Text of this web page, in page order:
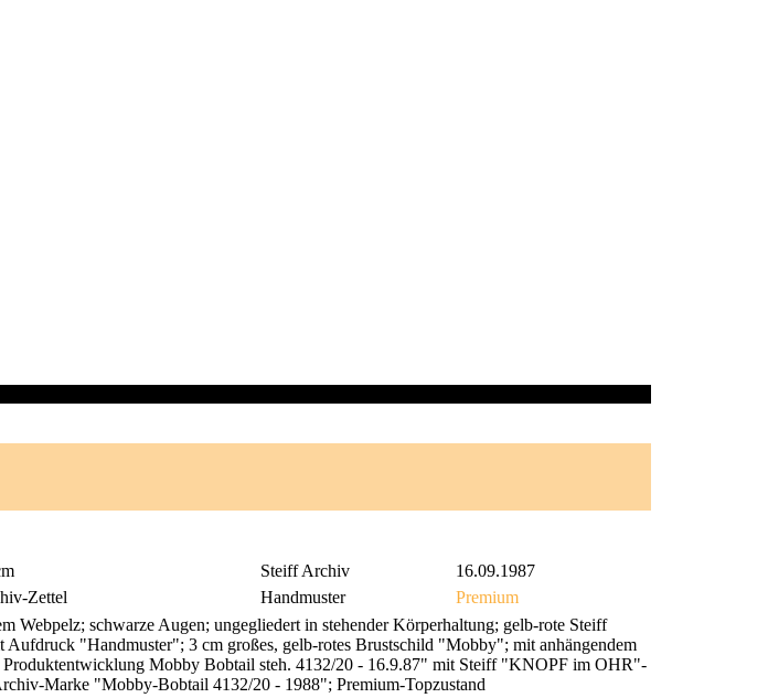
Steiff Archiv
16.09.1987
Zettel Handmuster
Premium
Webpelz; schwarze Augen; ungegliedert in stehender Körperhaltung; gelb-rote Steiff
Aufdruck "Handmuster"; 3 cm großes, gelb-rotes Brustschild "Mobby"; mit anhängendem
Mobby Bobtail steh. 4132/20 - 16.9.87" mit Steiff "KNOPF im OHR"-
Marke "Mobby-Bobtail 4132/20 - 1988"; Premium-Topzustand